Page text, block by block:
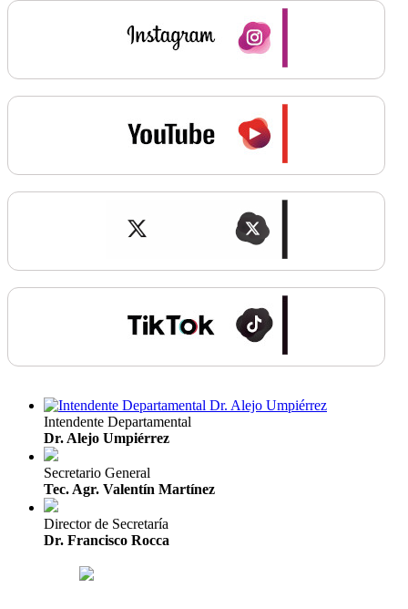
Intendente Departamental
Dr. Alejo Umpiérrez
Secretario General
Tec. Agr. Valentín Martínez
Director de Secretaría
Dr. Francisco Rocca